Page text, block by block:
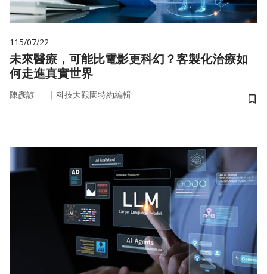
115/07/22
未來醫療，可能比電影更科幻？客製化治療如
何走進真實世界
陳彥諺 ｜ 科技大觀園特約編輯
儲